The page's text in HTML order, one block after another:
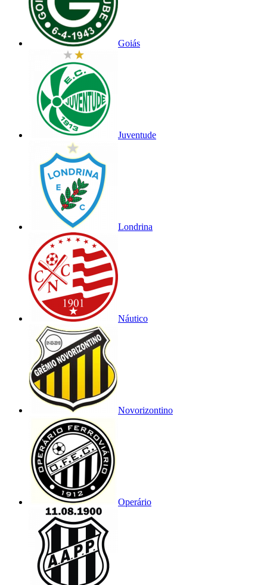
Goiás
Juventude
Londrina
Náutico
Novorizontino
Operário